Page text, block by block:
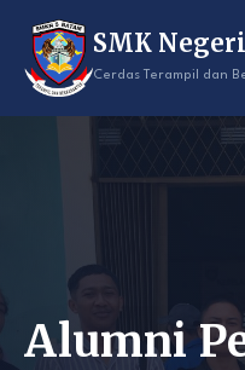
content
SMK
Cerdas Terampil dan
Alumni